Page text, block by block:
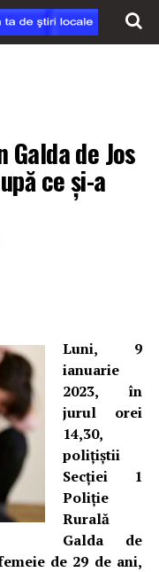
de Jos
ce și-a
Luni, 9
ianuarie
2023, în
jurul orei
14,30,
polițiștii
Secției 1
Poliție
Rurală
Galda de
de 29 de ani,